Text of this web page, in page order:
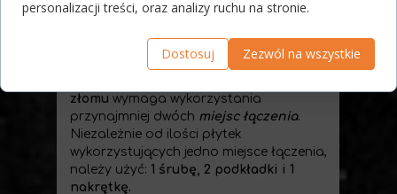
pancerza, czy stworzenie części
skomplikowanych
schematów
złomu wymaga wykorzystania
przynajmniej dwóch miejsc łączenia.
Niezależnie od ilości płytek
wykorzystujących jedno miejsce łączenia,
należy użyć: 1 śrubę, 2 podkładki i 1
nakrętkę.
personalizacji treści, oraz analizy ruchu na stronie.
Dostosuj Zezwól na wszystkie